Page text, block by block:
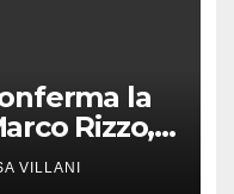
la
Rizzo,
VILLANI